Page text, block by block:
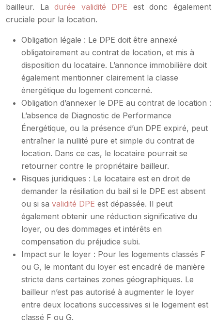
bailleur. Ladurée validité DPE est donc également
cruciale pour la location.
Obligation légale : Le DPE doit être annexé
obligatoirement au contrat de location, et mis à
disposition du locataire. L’annonce immobilière doit
également mentionner clairement la classe
énergétique du logement concerné.
Obligation d’annexer le DPE au contrat de location :
L’absence de Diagnostic de Performance
Énergétique, ou la présence d’un DPE expiré, peut
entraîner la nullité pure et simple du contrat de
location. Dans ce cas, le locataire pourrait se
retourner contre le propriétaire bailleur.
Risques juridiques : Le locataire est en droit de
demander la résiliation du bail si le DPE est absent
ou si sa validité DPE est dépassée. Il peut
également obtenir une réduction significative du
loyer, ou des dommages et intérêts en
compensation du préjudice subi.
Impact sur le loyer : Pour les logements classés F
ou G, le montant du loyer est encadré de manière
stricte dans certaines zones géographiques. Le
bailleur n’est pas autorisé à augmenter le loyer
entre deux locations successives si le logement est
classé F ou G.